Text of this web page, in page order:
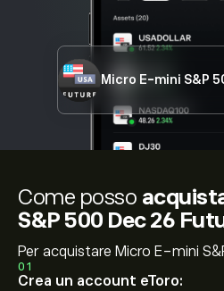
Come posso
S&P 500 Dec 26
Per acquistare Micro E-mini
01
Crea un account eToro: